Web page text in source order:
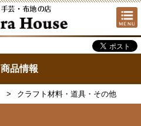
商品情報
クラフト材料・道具・その他